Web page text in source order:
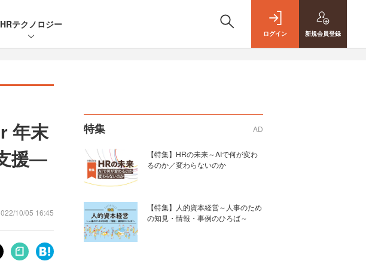
HRテクノロジー
ログイン 新規会員登録
年末
援―
10/05 16:45
特集 AD
【特集】HRの未来～AIで何が変わ
るのか／変わらないのか
【特集】人的資本経営～人事のため
の知見・情報・事例のひろば～